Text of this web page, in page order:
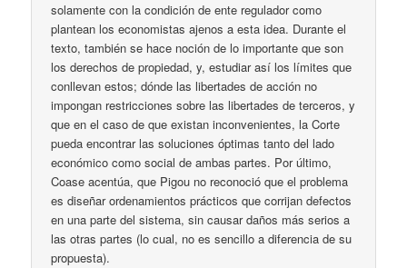
solamente con la condición de ente regulador como
plantean los economistas ajenos a esta idea. Durante el
texto, también se hace noción de lo importante que son
los derechos de propiedad, y, estudiar así los límites que
conllevan estos; dónde las libertades de acción no
impongan restricciones sobre las libertades de terceros, y
que en el caso de que existan inconvenientes, la Corte
pueda encontrar las soluciones óptimas tanto del lado
económico como social de ambas partes. Por último,
Coase acentúa, que Pigou no reconoció que el problema
es diseñar ordenamientos prácticos que corrijan defectos
en una parte del sistema, sin causar daños más serios a
las otras partes (lo cual, no es sencillo a diferencia de su
propuesta).